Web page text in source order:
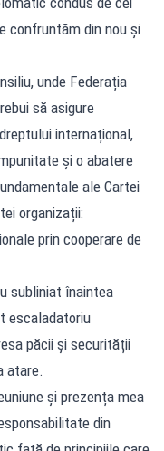
confruntăm din nou și
unde Federația
să asigure
internațional,
și o abatere
ale Cartei
organizații:
prin cooperare de
subliniat înaintea
escaladatoriu
păcii și securității
atare.
și prezența mea
din